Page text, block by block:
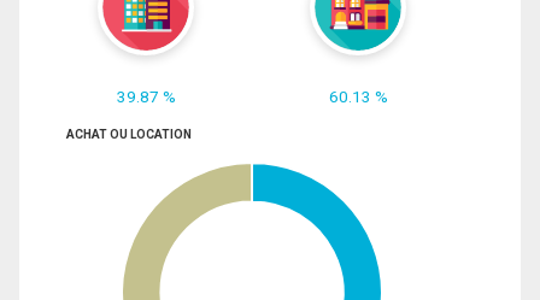
39.87 % 60.13 %
ACHAT OU LOCATION